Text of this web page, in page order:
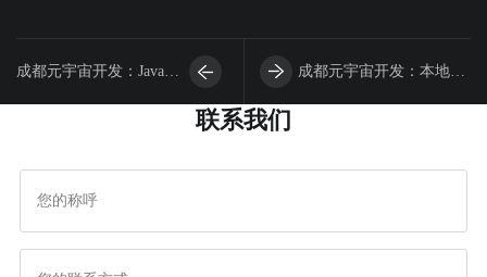
成都元宇宙开发：Java构 成都元宇宙开发：本地环
联系我们